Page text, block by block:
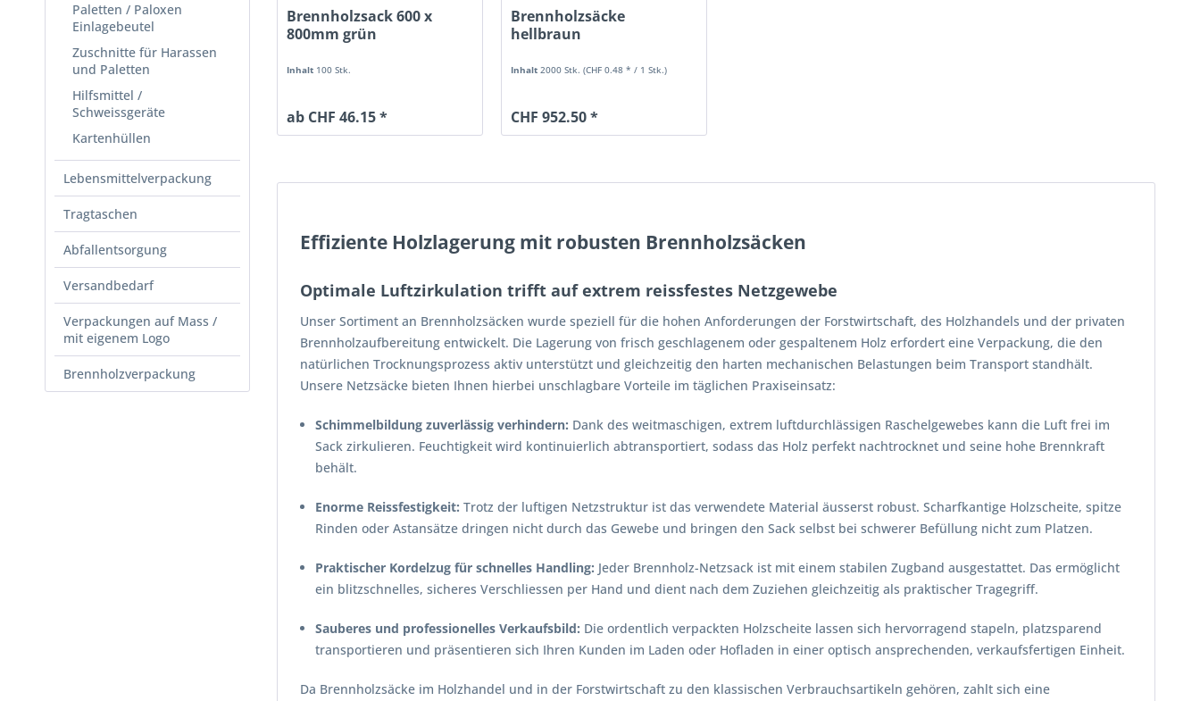
Paletten / Paloxen
Einlagebeutel
Zuschnitte für Harassen
und Paletten
Hilfsmittel /
Schweissgeräte
Kartenhüllen
Lebensmittelverpackung
Tragtaschen
Abfallentsorgung
Versandbedarf
Verpackungen auf Mass /
mit eigenem Logo
Brennholzverpackung
Brennholzsack 600 x
800mm grün
Inhalt 100 Stk.
ab CHF 46.15 *
Brennholzsäcke
hellbraun
Inhalt2000 Stk.(CHF 0.48 * / 1 Stk.)
CHF 952.50 *
Effiziente Holzlagerung mit robusten Brennholzsäcken
Optimale Luftzirkulation trifft auf extrem reissfestes Netzgewebe
Unser Sortiment an Brennholzsäcken wurde speziell für die hohen Anforderungen der Forstwirtschaft, des Holzhandels und der privaten
Brennholzaufbereitung entwickelt. Die Lagerung von frisch geschlagenem oder gespaltenem Holz erfordert eine Verpackung, die den
natürlichen Trocknungsprozess aktiv unterstützt und gleichzeitig den harten mechanischen Belastungen beim Transport standhält.
Unsere Netzsäcke bieten Ihnen hierbei unschlagbare Vorteile im täglichen Praxiseinsatz:
Schimmelbildung zuverlässig verhindern: Dank des weitmaschigen, extrem luftdurchlässigen Raschelgewebes kann die Luft frei im
Sack zirkulieren. Feuchtigkeit wird kontinuierlich abtransportiert, sodass das Holz perfekt nachtrocknet und seine hohe Brennkraft
behält.
Enorme Reissfestigkeit: Trotz der luftigen Netzstruktur ist das verwendete Material äusserst robust. Scharfkantige Holzscheite, spitze
Rinden oder Astansätze dringen nicht durch das Gewebe und bringen den Sack selbst bei schwerer Befüllung nicht zum Platzen.
Praktischer Kordelzug für schnelles Handling: Jeder Brennholz-Netzsack ist mit einem stabilen Zugband ausgestattet. Das ermöglicht
ein blitzschnelles, sicheres Verschliessen per Hand und dient nach dem Zuziehen gleichzeitig als praktischer Tragegriff.
Sauberes und professionelles Verkaufsbild: Die ordentlich verpackten Holzscheite lassen sich hervorragend stapeln, platzsparend
transportieren und präsentieren sich Ihren Kunden im Laden oder Hofladen in einer optisch ansprechenden, verkaufsfertigen Einheit.
Da Brennholzsäcke im Holzhandel und in der Forstwirtschaft zu den klassischen Verbrauchsartikeln gehören, zahlt sich eine